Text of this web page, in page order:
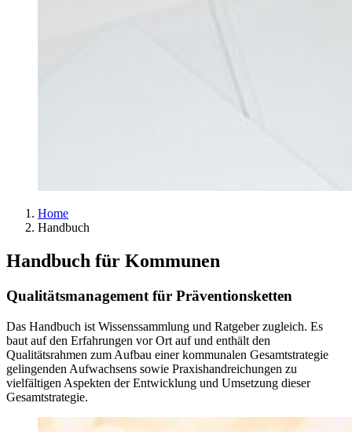
Home
Handbuch
Handbuch für Kommunen
Qualitätsmanagement für Präventionsketten
Das Handbuch ist Wissenssammlung und Ratgeber zugleich. Es
baut auf den Erfahrungen vor Ort auf und enthält den
Qualitätsrahmen zum Aufbau einer kommunalen Gesamtstrategie
gelingenden Aufwachsens sowie Praxishandreichungen zu
vielfältigen Aspekten der Entwicklung und Umsetzung dieser
Gesamtstrategie.